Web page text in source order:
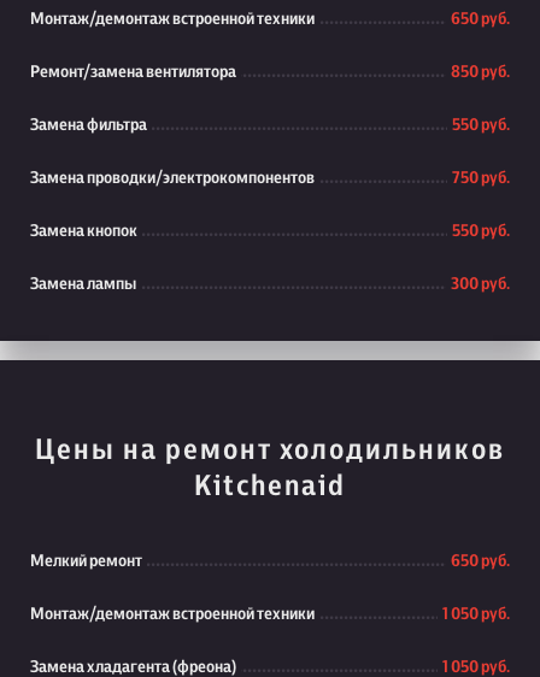
Монтаж/демонтаж встроенной техники 650 руб.
Ремонт/замена вентилятора 850 руб.
Замена фильтра 550 руб.
Замена проводки/электрокомпонентов 750 руб.
Замена кнопок 550 руб.
Замена лампы 300 руб.
Цены на ремонт холодильников
Kitchenaid
Мелкий ремонт 650 руб.
Монтаж/демонтаж встроенной техники 1 050 руб.
Замена хладагента (фреона) 1 050 руб.